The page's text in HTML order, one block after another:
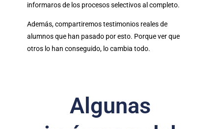
informaros de los procesos selectivos al completo.
Además, compartiremos testimonios reales de
alumnos que han pasado por esto. Porque ver que
otros lo han conseguido, lo cambia todo.
Algunas